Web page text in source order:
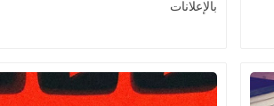
بالإعلانات